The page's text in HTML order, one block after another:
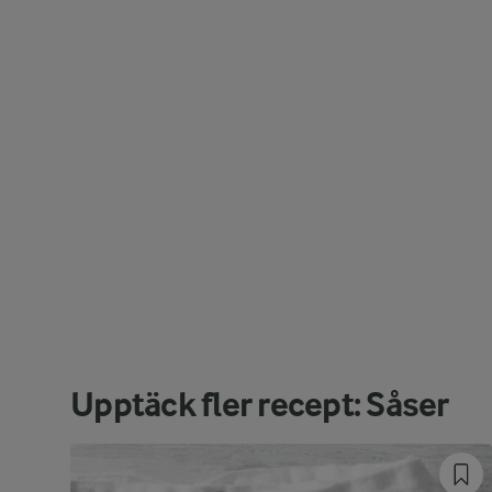
Upptäck fler recept: Såser